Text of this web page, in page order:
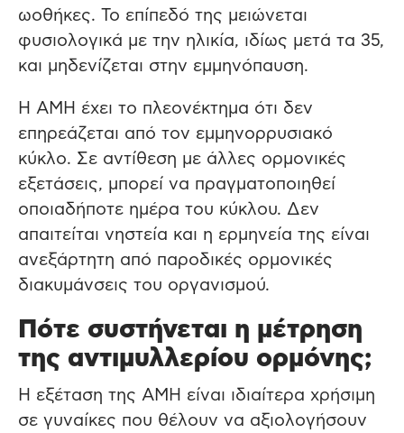
ωοθήκες. Το επίπεδό της μειώνεται
φυσιολογικά με την ηλικία, ιδίως μετά τα 35,
και μηδενίζεται στην εμμηνόπαυση.
Η ΑΜΗ έχει το πλεονέκτημα ότι δεν
επηρεάζεται από τον εμμηνορρυσιακό
κύκλο. Σε αντίθεση με άλλες ορμονικές
εξετάσεις, μπορεί να πραγματοποιηθεί
οποιαδήποτε ημέρα του κύκλου. Δεν
απαιτείται νηστεία και η ερμηνεία της είναι
ανεξάρτητη από παροδικές ορμονικές
διακυμάνσεις του οργανισμού.
Πότε συστήνεται η μέτρηση
της αντιμυλλερίου ορμόνης;
Η εξέταση της AMH είναι ιδιαίτερα χρήσιμη
σε γυναίκες που θέλουν να αξιολογήσουν